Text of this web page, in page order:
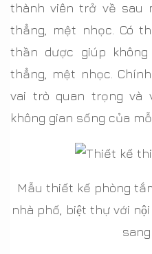
thành viên trở về sau
thẳng, mệt nhọc. Có
thần dược giúp
thẳng, mệt nhọc.
vai trò quan trọng và
không gian sống của
Mẫu thiết kế phòng
nhà phố, biệt thự với